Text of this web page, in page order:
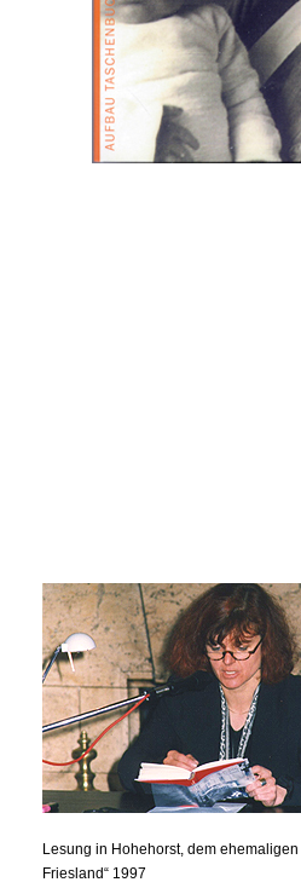
Lesung in Hohehorst, dem ehemaligen
Friesland“ 1997